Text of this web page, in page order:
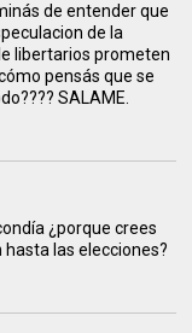
de entender que
de la
libertarios prometen
pensás que se
SALAME.
¿porque crees
las elecciones?